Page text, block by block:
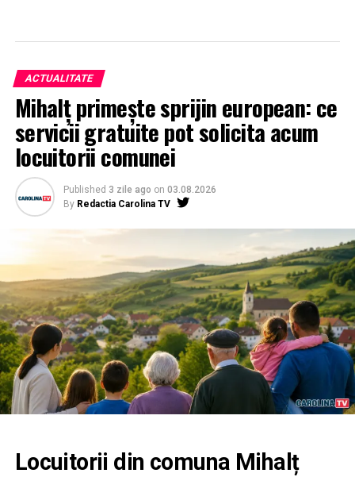
ACTUALITATE
Mihalț primește sprijin european: ce
servicii gratuite pot solicita acum
locuitorii comunei
Published 3 zile ago on 03.08.2026
By Redactia Carolina TV
Locuitorii din comuna Mihalț